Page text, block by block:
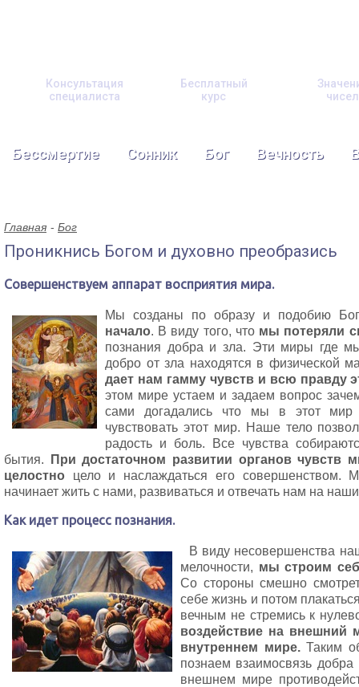
Консультация
специалиста
Бесплатный
курс
чисел
Бессмертие Сонник Бог Вечность
Главная Бог
Проникнись Богом и духовно преобразись
Совершенствуем аппарат восприятия мира.
Мы созданы по образу и подобию
начало. В виду того, чтомы потеряли
познания добра и зла. Эти миры где
добро от зла находятся в физической
дает нам гамму чувств и всю правду
этом мире устаем и задаем вопрос
сами догадались что мы в этот
чувствовать этот мир. Наше тело
радость и боль. Все чувства
бытия. При достаточном развитии органов
целостно цело и наслаждаться его совершенством.
начинает жить с нами, развиваться и отвечать нам на
Как идет процесс познания.
В виду несовершенства
мелочности, мы строим
Со стороны смешно
себе жизнь и потом
вечным не стремись к
воздействие на внешний
внутреннем мире.Таким
познаем взаимосвязь
внешнем мире